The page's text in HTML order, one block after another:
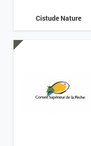
Cistude Nature